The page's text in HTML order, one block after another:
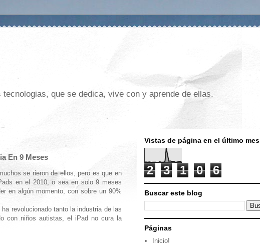
que se dedica, vive con y aprende de ellas.
En 9 Meses
se rieron de ellos, pero es que en
en el 2010, o sea en solo 9 meses
en algún momento, con sobre un 90%
revolucionado tanto la industria de las
con niños autistas, el iPad no cura la
Vistas de página en el último mes
2 3 1 0 6
Buscar este blog
Páginas
Inicio!